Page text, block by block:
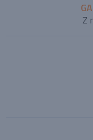
Z